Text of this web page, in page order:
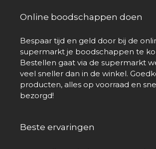
Online boodschappen doen
Bespaar tijd en geld door bij de
supermarkt je boodschappen te
Bestellen gaat via de supermarkt
veel sneller dan in de winkel.
producten, alles op voorraad en
bezorgd!
Beste ervaringen